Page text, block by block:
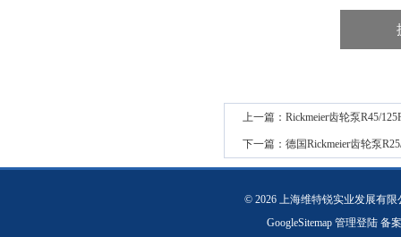
上一篇： Rickmeier齿轮泵R45/
下一篇： 德国Rickmeier齿轮泵
© 2026 上海维特锐实业发展有
GoogleSitemap 管理登陆 备